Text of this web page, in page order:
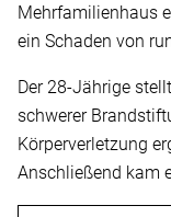
Mehrfamilienhaus
ein Schaden von
Der 28-Jährige
schwerer
Körperverletzung
Anschließend kam